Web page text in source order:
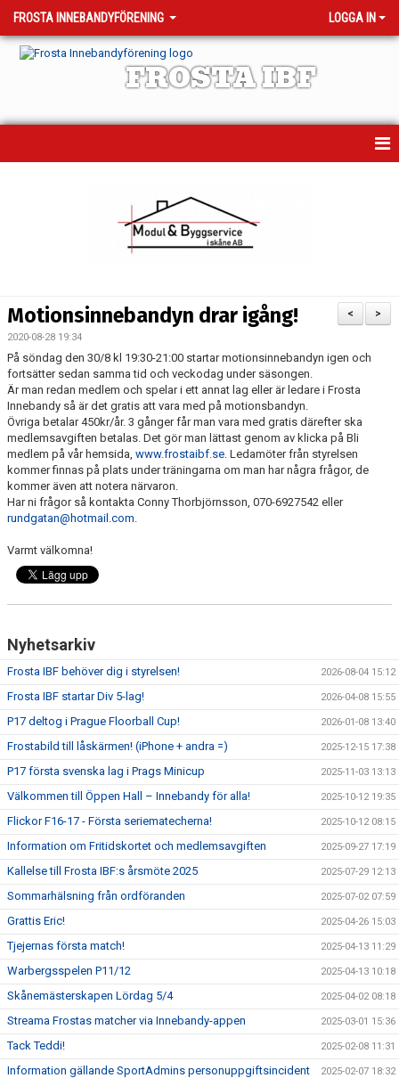
FROSTA INNEBANDYFÖRENING LOGGA IN
FROSTA IBF
OM KLUBBEN
VÅRA LAG - KONTAKTPERSONER
KONTAKT
KLUBBKLÄDER
MEDLEMSAVGIFTER
SPONSRING
GÅ EN UTBILDNING
KNÄKONTROLL+
HITTA TILL HALLEN
>
<
Motionsinnebandyn drar igång!
2020-08-28 19:34
På söndag den 30/8 kl 19:30-21:00 startar motionsinnebandyn igen och
fortsätter sedan samma tid och veckodag under säsongen.
Är man redan medlem och spelar i ett annat lag eller är ledare i Frosta
Innebandy så är det gratis att vara med på motionsbandyn.
Övriga betalar 450kr/år. 3 gånger får man vara med gratis därefter ska
medlemsavgiften betalas. Det gör man lättast genom av klicka på Bli
medlem på vår hemsida, www.frostaibf.se. Ledamöter från styrelsen
kommer finnas på plats under träningarna om man har några frågor, de
kommer även att notera närvaron.
Har ni frågor så kontakta Conny Thorbjörnsson, 070-6927542 eller
rundgatan@hotmail.com.
Varmt välkomna!
Nyhetsarkiv
Frosta IBF behöver dig i styrelsen! 2026-08-04 15:12
Frosta IBF startar Div 5-lag! 2026-04-08 15:55
P17 deltog i Prague Floorball Cup! 2026-01-08 13:40
Frostabild till låskärmen! (iPhone + andra =) 2025-12-15 17:38
P17 första svenska lag i Prags Minicup 2025-11-03 13:13
Välkommen till Öppen Hall – Innebandy för alla! 2025-10-12 19:35
Flickor F16-17 - Första seriematecherna! 2025-10-12 08:15
Information om Fritidskortet och medlemsavgiften 2025-09-27 17:19
Kallelse till Frosta IBF:s årsmöte 2025 2025-07-29 12:13
Sommarhälsning från ordföranden 2025-07-02 07:59
Grattis Eric! 2025-04-26 15:03
Tjejernas första match! 2025-04-13 11:29
Warbergsspelen P11/12 2025-04-13 10:18
Skånemästerskapen Lördag 5/4 2025-04-02 08:18
Streama Frostas matcher via Innebandy-appen 2025-03-01 15:36
Tack Teddi! 2025-02-08 11:31
Information gällande SportAdmins personuppgiftsincident 2025-02-07 18:32